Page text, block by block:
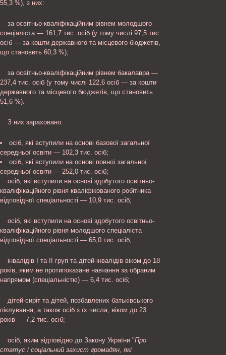
55,3 %), з них:
за освітньо-кваліфікаційним рівнем молодшого
спеціаліста — 161,7 тис. осіб (у тому числі 97,5 тис.
осіб — за кошти державного та місцевого бюджетів,
що становить 60,3 %);
за освітньо-кваліфікаційним рівнем бакалавра —
237,4 тис. осіб (у тому числі 122,6 осіб — за кошти
державного та місцевого бюджетів, що становить
51,6 %).
З них зараховано:
осіб, які вступили на основі базової загальної
середньої освіти — 102,3 тис. осіб;
осіб, які вступили на основі повної загальної
середньої освіти — 252,0 тис. осіб;
осіб, які вступили на основі здобутого освітньо-
кваліфікаційного рівня кваліфікованого робітника
відповідної спеціальності — 10,9 тис. осіб;
осіб, які вступили на основі здобутого освітньо-
кваліфікаційного рівня молодшого спеціаліста
відповідної спеціальності — 65,0 тис. осіб;
інвалідів I та II груп та дітей-інвалідів віком до 18
років, яким не протипоказане навчання за обраним
напрямом (спеціальністю) — 6,4 тис. осіб;
дітей-сиріт та дітей, позбавлених батьківського
піклування, а також осіб з їх числа, віком до 23
років — 7,2 тис. осіб;
осіб, яким відповідно до Закону України "Про
статус і соціальний захист громадян, які